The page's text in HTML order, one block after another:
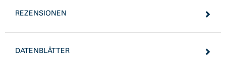
REZENSIONEN
DATENBLÄTTER